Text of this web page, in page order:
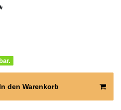
In den Warenkorb